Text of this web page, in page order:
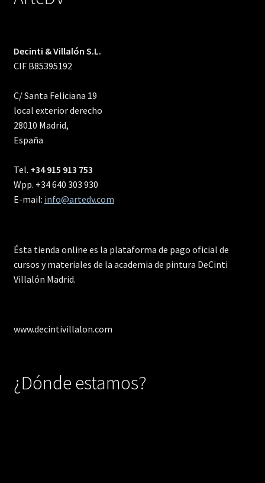
Decinti & Villalón S.L.
CIF B85395192
C/ Santa Feliciana 19
local exterior derecho
28010 Madrid,
España
Tel. +34 915 913 753
Wpp. +34 640 303 930
E-mail: info@artedv.com
Ésta tienda online es la plataforma de pago oficial de
cursos y materiales de la academia de pintura DeCinti
Villalón Madrid.
www.decintivillalon.com
¿Dónde estamos?